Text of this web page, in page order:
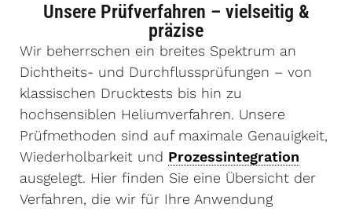
Unsere Prüfverfahren – vielseitig &
präzise
Wir beherrschen ein breites Spektrum an
Dichtheits- und Durchflussprüfungen – von
klassischen Drucktests bis hin zu
hochsensiblen Heliumverfahren. Unsere
Prüfmethoden sind auf maximale Genauigkeit,
Wiederholbarkeit und Prozessintegration
ausgelegt. Hier finden Sie eine Übersicht der
Verfahren, die wir für Ihre Anwendung